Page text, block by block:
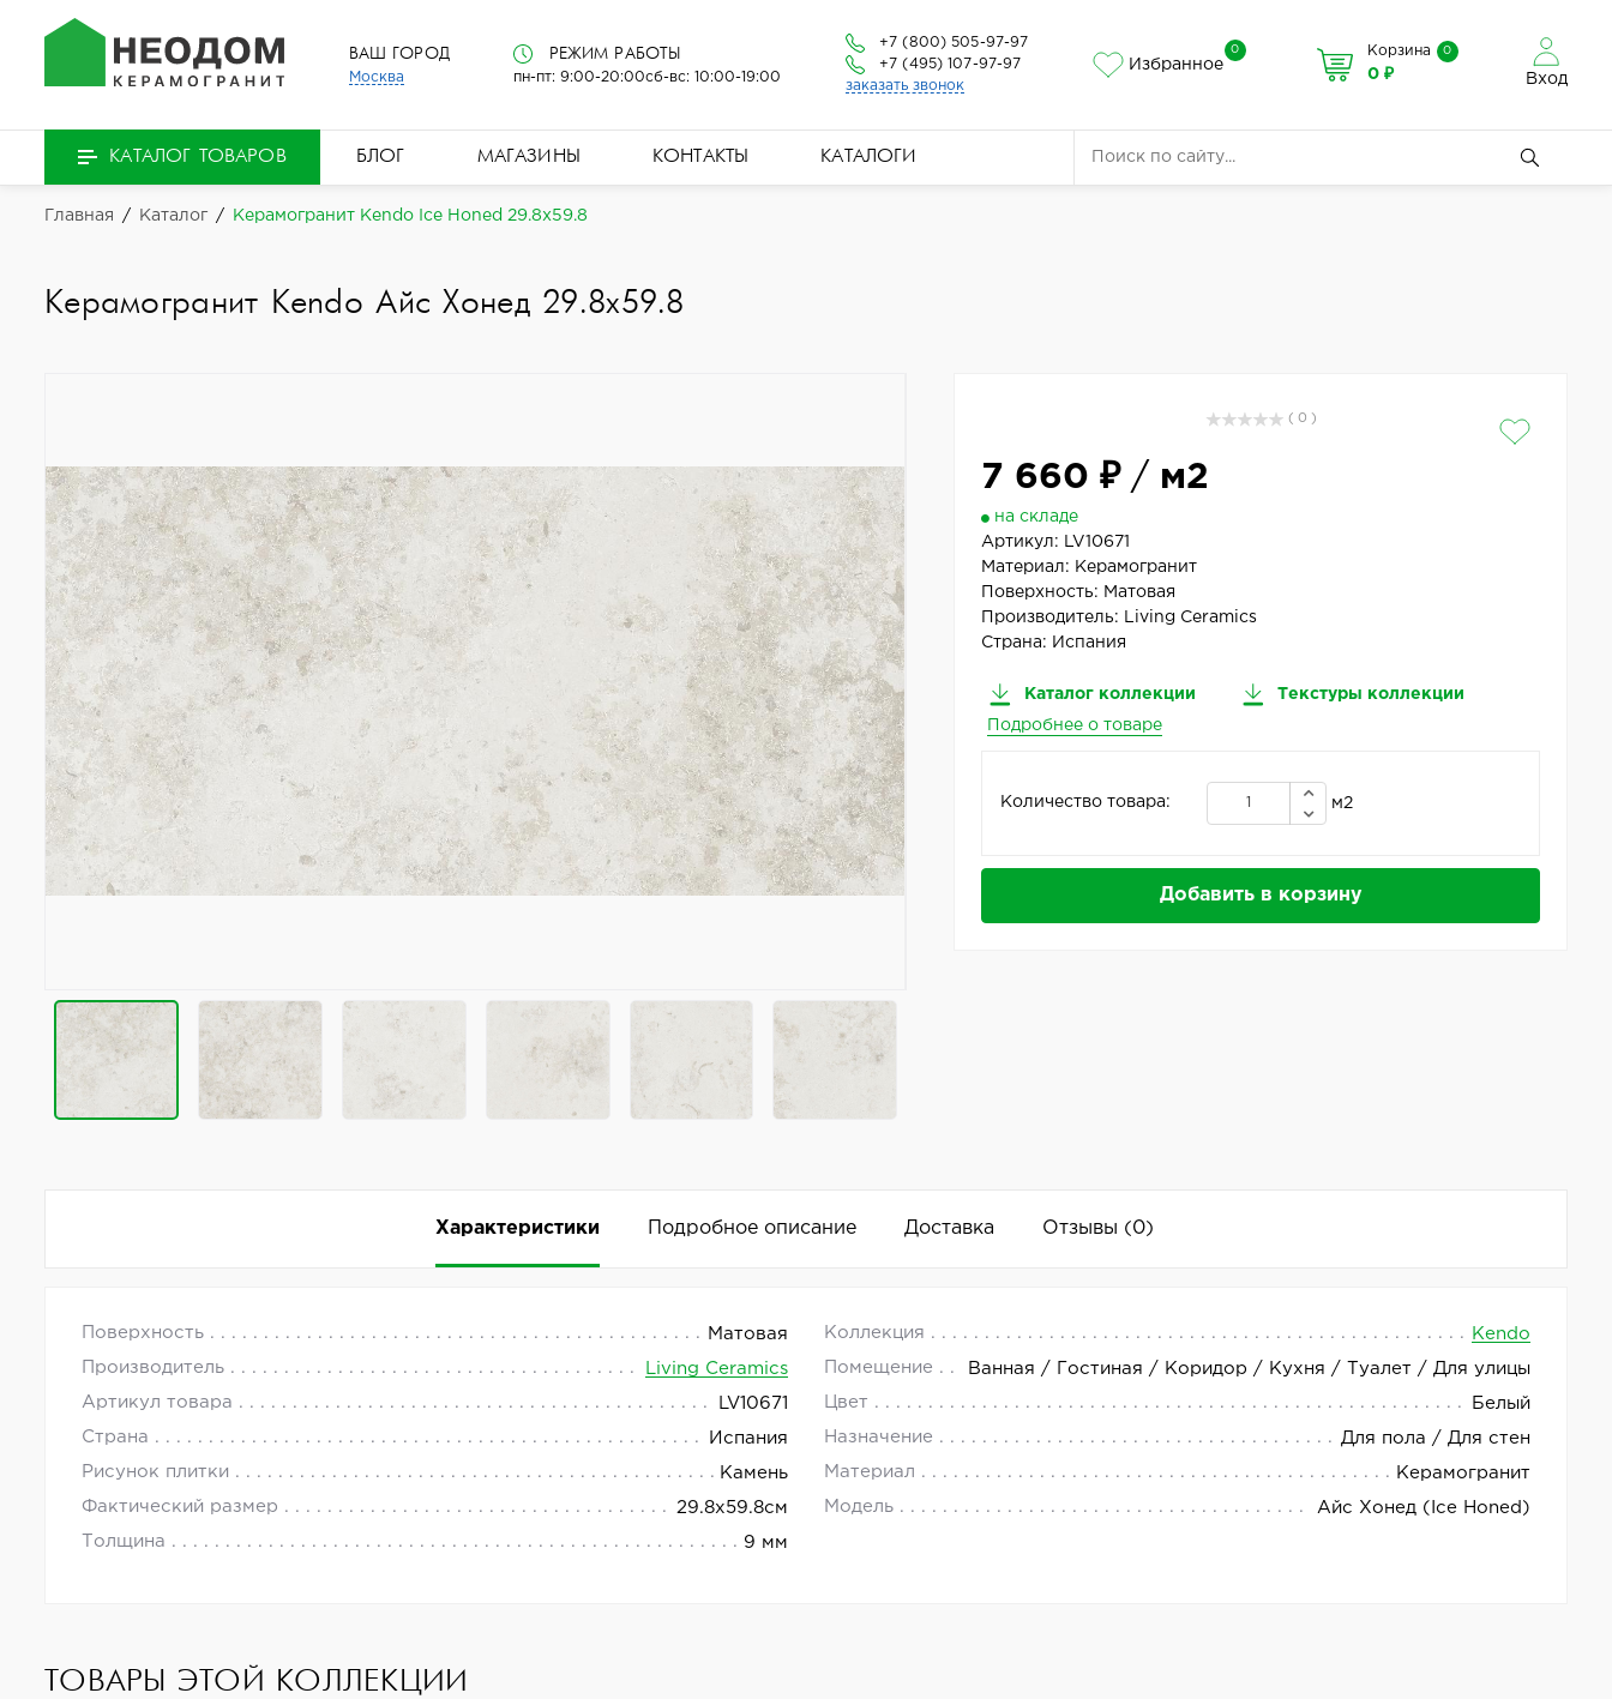
ВАШ ГОРОД
Москва
РЕЖИМ РАБОТЫ
пн-пт: 9:00-20:00сб-вс: 10:00-19:00
+7 (800) 505-97-97
+7 (495) 107-97-97
заказать звонок
Избранное
0 Корзина 0
0 ₽ Вход
КАТАЛОГ ТОВАРОВ БЛОГ МАГАЗИНЫ КОНТАКТЫ КАТАЛОГИ
Главная / Каталог / Керамогранит Kendo Ice Honed 29.8x59.8
Керамогранит Kendo Айс Хонед 29.8x59.8
( 0 )
7 660 ₽/ м2
на складе
Артикул:
LV10671
Материал: Керамогранит
Поверхность: Матовая
Производитель:
Living Ceramics
Страна: Испания
Каталог коллекции Текстуры коллекции
Подробнее о товаре
Количество товара: м2
Добавить в корзину
Характеристики Подробное описание Доставка Отзывы (0)
Поверхность Матовая Коллекция Kendo
Производитель Living Ceramics Помещение Ванная / Гостиная / Коридор / Кухня / Туалет / Для улицы
Артикул товара LV10671 Цвет Белый
Страна Испания Назначение Для пола / Для стен
Рисунок плитки Камень Материал Керамогранит
Фактический размер 29.8x59.8см Модель Айс Хонед (Ice Honed)
Толщина 9 мм
Коллекция Kendo от производителя Living Ceramics представляет керамогранит с матовой поверхностью. Плитка имеет белый цвет и размеры 29,8 x 59,8
см. Страна производства — Испания. Артикул — LV10671.
Комментарии
Добавить комментарий
ТОВАРЫ ЭТОЙ КОЛЛЕКЦИИ